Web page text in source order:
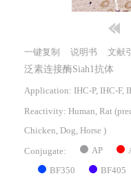
一键复制 说明书 文献
泛素连接酶Siah1抗体
Application: IHC-P, IHC-F,
Reactivity: Human, Rat
Chicken, Dog, Horse )
Conjugate: AP
BF350 BF405